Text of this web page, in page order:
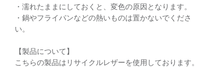
・濡れたままにしておくと、変色の原因となります。
・鍋やフライパンなどの熱いものは置かないでくださ
い。
【製品について】
こちらの製品はリサイクルレザーを使用しております。